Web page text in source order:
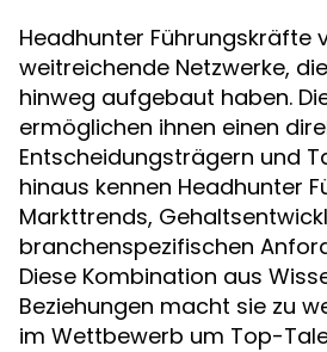
Headhunter Führungskräfte
weitreichende Netzwerke,
hinweg aufgebaut haben.
ermöglichen ihnen einen
Entscheidungsträgern und
hinaus kennen Headhunter
Markttrends,
branchenspezifischen
Diese Kombination aus
Beziehungen macht sie zu
im Wettbewerb um Top-